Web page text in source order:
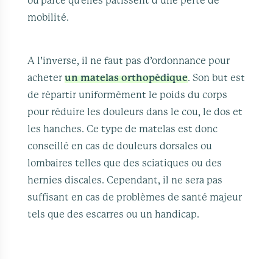
mobilité.
A l’inverse, il ne faut pas d’ordonnance pour
acheterun matelas orthopédique. Son but est
de répartir uniformément le poids du corps
pour réduire les douleurs dans le cou, le dos et
les hanches. Ce type de matelas est donc
conseillé en cas de douleurs dorsales ou
lombaires telles que des sciatiques ou des
hernies discales. Cependant, il ne sera pas
suffisant en cas de problèmes de santé majeur
tels que des escarres ou un handicap.